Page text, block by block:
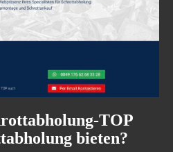
TOP
bieten?